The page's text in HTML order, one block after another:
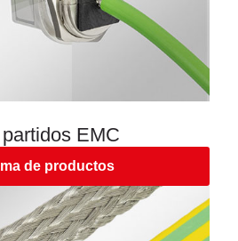
EMC
de productos